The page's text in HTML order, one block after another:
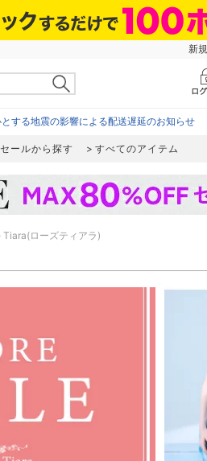
新
する地震の影響による配送遅延のお知らせ
セールから探す すべてのアイテム
Tiara(ローズティアラ)